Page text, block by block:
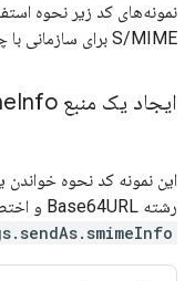
S/MIME برای سازمانی با چندین کاربر را نشان می‌دهد:
ایجاد یک منبع smime Info برای گواهی S
این نمونه کد نحوه
رشته Base64URL و اختصاص آن به فیلد